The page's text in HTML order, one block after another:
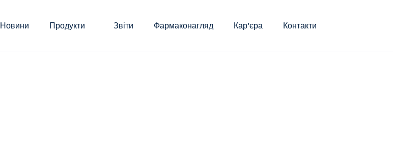
Новини Продукти Звіти Фармаконагляд Кар'єра Контакти